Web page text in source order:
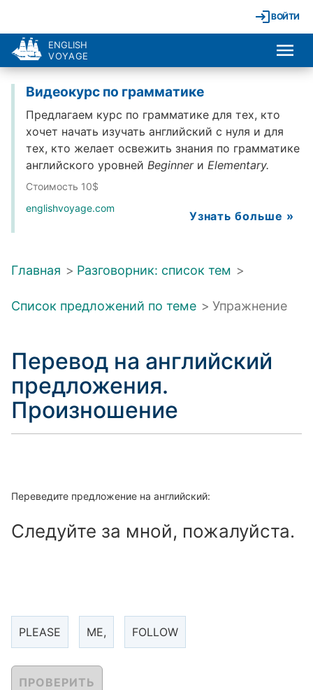
ВОЙТИ
ENGLISH
VOYAGE
Видеокурс по грамматике
Предлагаем курс по грамматике для тех, кто
хочет начать изучать английский с нуля и для
тех, кто желает освежить знания по грамматике
английского уровней Beginnerи Elementary.
Стоимость 10$
englishvoyage.com
Узнать больше »
Главная > Разговорник: список тем >
Список предложений по теме > Упражнение
Перевод на английский
предложения.
Произношение
Переведите предложение на английский:
Следуйте за мной, пожалуйста.
PLEASE ME, FOLLOW
ПРОВЕРИТЬ